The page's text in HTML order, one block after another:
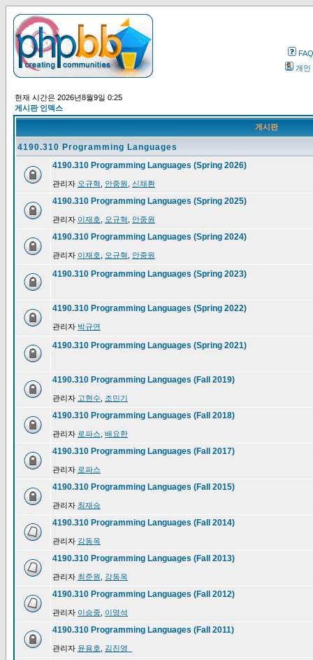
FAQ
개인
현재 시간은 2026년8월9일 0:25
게시판 인덱스
게시판
4190.310 Programming Languages
4190.310 Programming Languages (Spring 2026)
관리자 오규혁 안중원 신채환
4190.310 Programming Languages (Spring 2025)
관리자 이재호 오규혁 안중원
4190.310 Programming Languages (Spring 2024)
관리자 이재호 오규혁 안중원
4190.310 Programming Languages (Spring 2023)
4190.310 Programming Languages (Spring 2022)
관리자 박규연
4190.310 Programming Languages (Spring 2021)
4190.310 Programming Languages (Fall 2019)
관리자 고현수 조민기
4190.310 Programming Languages (Fall 2018)
관리자 로파스 배요한
4190.310 Programming Languages (Fall 2017)
관리자 로파스
4190.310 Programming Languages (Fall 2015)
관리자 최재승
4190.310 Programming Languages (Fall 2014)
관리자 강동옥
4190.310 Programming Languages (Fall 2013)
관리자 최준원 강동옥
4190.310 Programming Languages (Fall 2012)
관리자 이승중 이영석
4190.310 Programming Languages (Fall 2011)
관리자 윤용호 김진영_